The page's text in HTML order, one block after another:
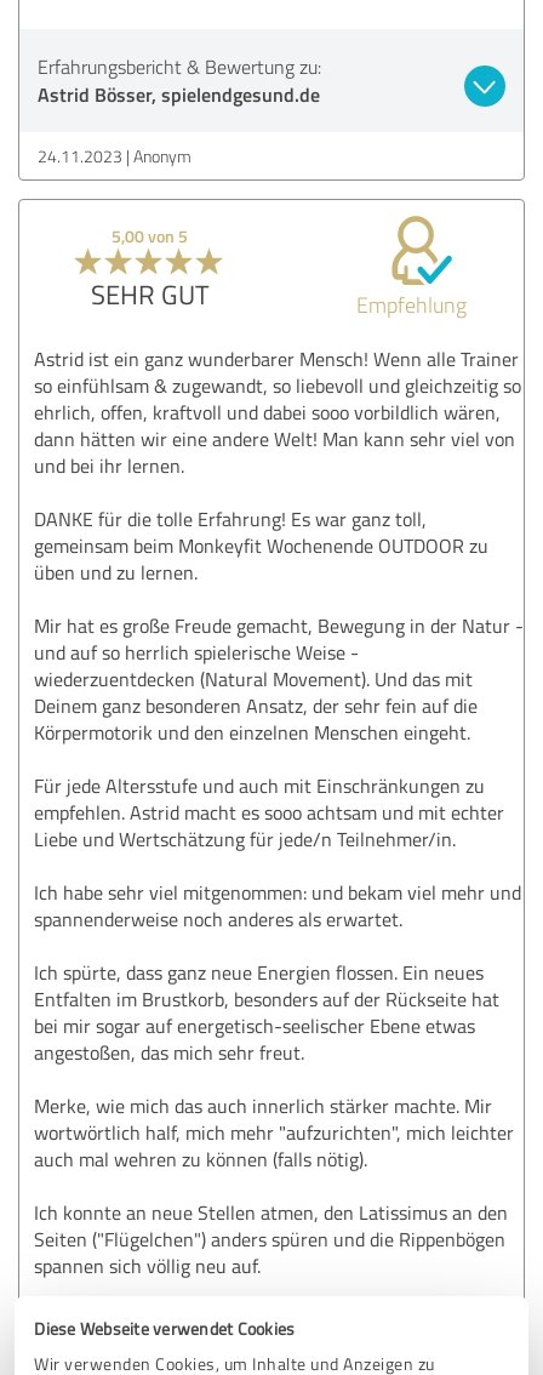
Diese Webseite verwendet Cookies
Wir verwenden Cookies, um Inhalte und Anzeigen zu
Erfahrungsbericht & Bewertung zu:
Astrid Bösser, spielendgesund.de
24.11.2023 Anonym
5,00 von 5
SEHR GUT Empfehlung
Astrid ist ein ganz wunderbarer Mensch! Wenn alle Trainer
so einfühlsam & zugewandt, so liebevoll und gleichzeitig so
ehrlich, offen, kraftvoll und dabei sooo vorbildlich wären,
dann hätten wir eine andere Welt! Man kann sehr viel von
und bei ihr lernen.
DANKE für die tolle Erfahrung! Es war ganz toll,
gemeinsam beim Monkeyfit Wochenende OUTDOOR zu
üben und zu lernen.
Mir hat es große Freude gemacht, Bewegung in der Natur -
und auf so herrlich spielerische Weise -
wiederzuentdecken (Natural Movement). Und das mit
Deinem ganz besonderen Ansatz, der sehr fein auf die
Körpermotorik und den einzelnen Menschen eingeht.
Für jede Altersstufe und auch mit Einschränkungen zu
empfehlen. Astrid macht es sooo achtsam und mit echter
Liebe und Wertschätzung für jede/n Teilnehmer/in.
Ich habe sehr viel mitgenommen: und bekam viel mehr und
spannenderweise noch anderes als erwartet.
Ich spürte, dass ganz neue Energien flossen. Ein neues
Entfalten im Brustkorb, besonders auf der Rückseite hat
bei mir sogar auf energetisch-seelischer Ebene etwas
angestoßen, das mich sehr freut.
Merke, wie mich das auch innerlich stärker machte. Mir
wortwörtlich half, mich mehr "aufzurichten", mich leichter
auch mal wehren zu können (falls nötig).
Ich konnte an neue Stellen atmen, den Latissimus an den
Seiten ("Flügelchen") anders spüren und die Rippenbögen
spannen sich völlig neu auf.
Fühlte eine Haltung von Kraft (und liebevollem Schutz des
Herzensraumes, ohne sich zu "panzern").